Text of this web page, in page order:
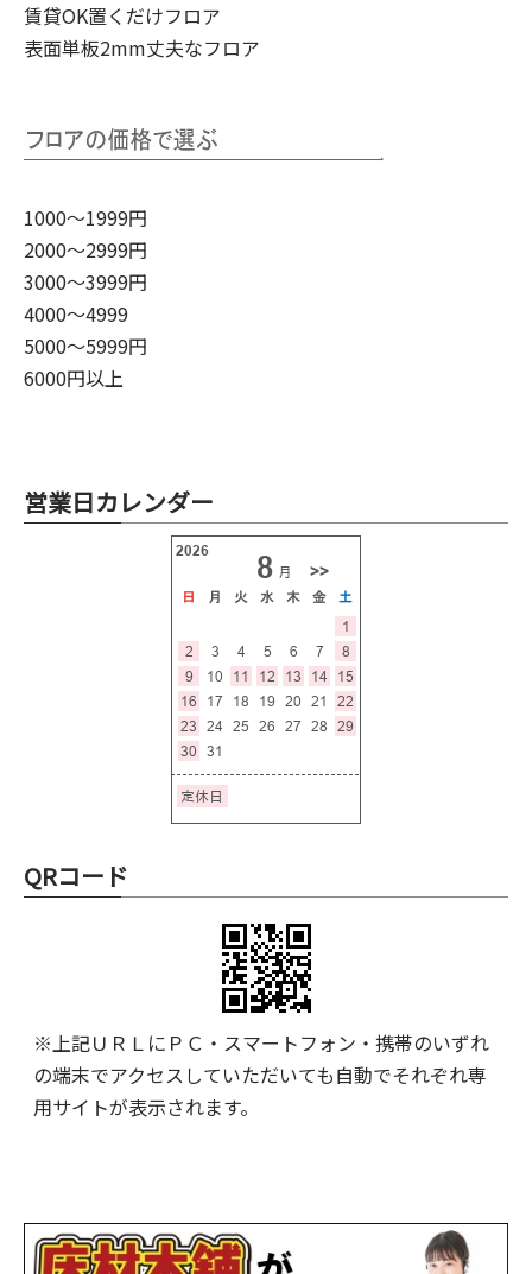
賃貸OK置くだけフロア
表面単板2mm丈夫なフロア
1000～1999円
2000～2999円
3000～3999円
4000～4999
5000～5999円
6000円以上
営業日カレンダー
QRコード
※上記ＵＲＬにＰＣ・スマートフォン・携帯のいずれ
の端末でアクセスしていただいても自動でそれぞれ専
用サイトが表示されます。